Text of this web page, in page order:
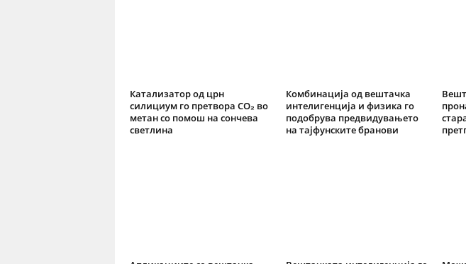
Катализатор од црн
силициум го претвора CO₂ во
метан со помош на сончева
светлина
Комбинација од вештачка
интелигенција и физика го
подобрува предвидувањето
на тајфунските бранови